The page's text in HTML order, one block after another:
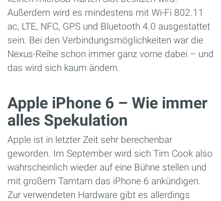
Außerdem wird es mindestens mit Wi-Fi 802.11
ac, LTE, NFC, GPS und Bluetooth 4.0 ausgestattet
sein. Bei den Verbindungsmöglichkeiten war die
Nexus-Reihe schon immer ganz vorne dabei – und
das wird sich kaum ändern.
Apple iPhone 6 – Wie immer
alles Spekulation
Apple ist in letzter Zeit sehr berechenbar
geworden. Im September wird sich Tim Cook also
wahrscheinlich wieder auf eine Bühne stellen und
mit großem Tamtam das iPhone 6 ankündigen.
Zur verwendeten Hardware gibt es allerdings